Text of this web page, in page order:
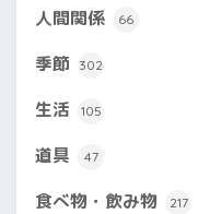
人間関係 66
季節 302
生活 105
道具 47
食べ物・飲み物 217